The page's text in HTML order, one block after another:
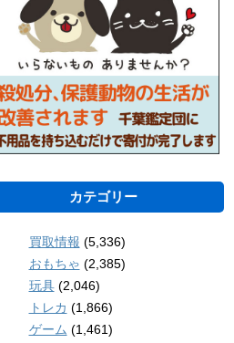
カテゴリー
買取情報 (5,336)
おもちゃ (2,385)
玩具(2,046)
トレカ (1,866)
ゲーム (1,461)